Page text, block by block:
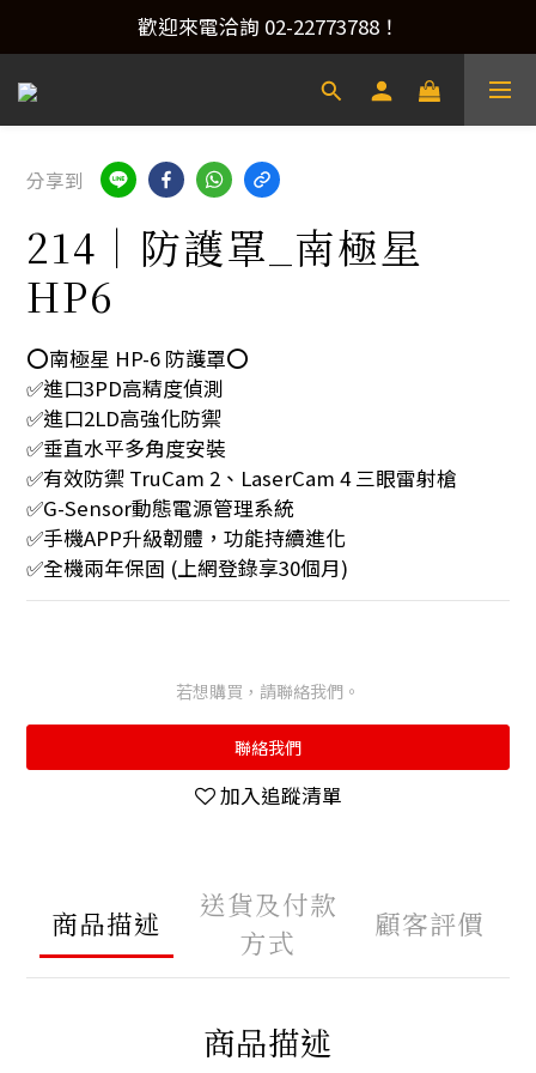
產品洽詢&預約安裝，請加Line：@xacaraudio
歡迎來電洽詢 02-22773788！
產品洽詢&預約安裝，請加Line：@xacaraudio
分享到
214｜防護罩_南極星
HP6
⭕️南極星 HP-6 防護罩⭕️
✅進口3PD高精度偵測
✅進口2LD高強化防禦
✅垂直水平多角度安裝
✅有效防禦 TruCam 2、LaserCam 4 三眼雷射槍
✅G-Sensor動態電源管理系統
✅手機APP升級韌體，功能持續進化
✅全機兩年保固 (上網登錄享30個月)
若想購買，請聯絡我們。
聯絡我們
加入追蹤清單
商品描述
送貨及付款
方式
顧客評價
商品描述